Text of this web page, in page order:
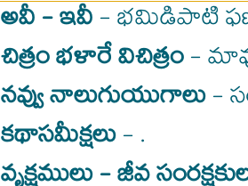
అవీ - ఇవీ - భమిడిపాటి
చిత్రం భళారే విచిత్రం-
నవ్వు నాలుగుయుగాలు-
కథాసమీక్షలు- .
వృక్షములు - జీవ